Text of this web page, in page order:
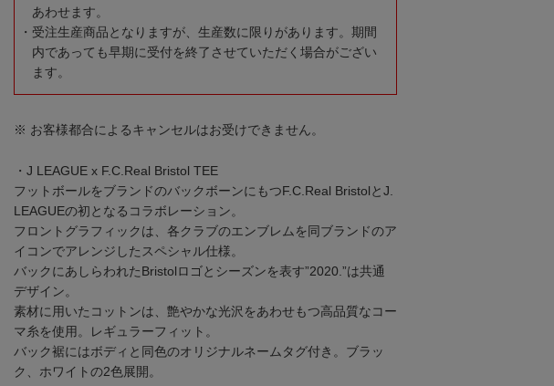
あわせます。
受注生産商品となりますが、生産数に限りがあります。期間
内であっても早期に受付を終了させていただく場合がござい
ます。
※ お客様都合によるキャンセルはお受けできません。
・J LEAGUE x F.C.Real Bristol TEE
フットボールをブランドのバックボーンにもつF.C.Real BristolとJ.
LEAGUEの初となるコラボレーション。
フロントグラフィックは、各クラブのエンブレムを同ブランドのア
イコンでアレンジしたスペシャル仕様。
バックにあしらわれたBristolロゴとシーズンを表す”2020.”は共通
デザイン。
素材に用いたコットンは、艶やかな光沢をあわせもつ高品質なコー
マ糸を使用。レギュラーフィット。
バック裾にはボディと同色のオリジナルネームタグ付き。ブラッ
ク、ホワイトの2色展開。